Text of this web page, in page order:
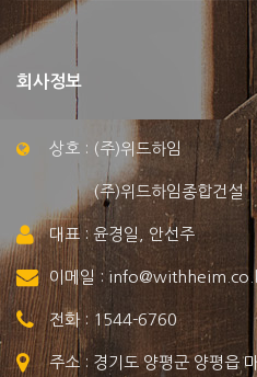
회사정보
상호 : (주)위드하임
(주)위드하임종합건설
대표 : 윤경일, 안선주
이메일 :
전화 : 1544-6760
주소 : 경기도 양평군 양평읍